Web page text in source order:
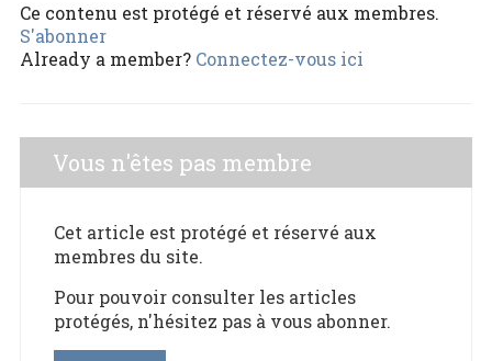
Ce contenu est protégé et réservé aux membres.
S'abonner
Already a member? Connectez-vous ici
Vous n'êtes pas membre
Cet article est protégé et réservé aux
membres du site.
Pour pouvoir consulter les articles
protégés, n'hésitez pas à vous abonner.